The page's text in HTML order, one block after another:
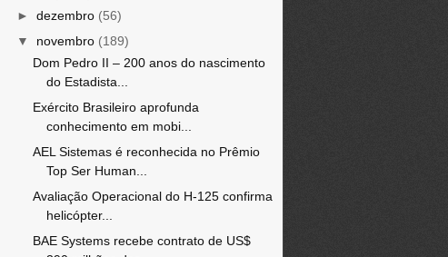
► dezembro (56)
▼ novembro (189)
Dom Pedro II – 200 anos do nascimento
do Estadista...
Exército Brasileiro aprofunda
conhecimento em mobi...
AEL Sistemas é reconhecida no Prêmio
Top Ser Human...
Avaliação Operacional do H-125 confirma
helicópter...
BAE Systems recebe contrato de US$